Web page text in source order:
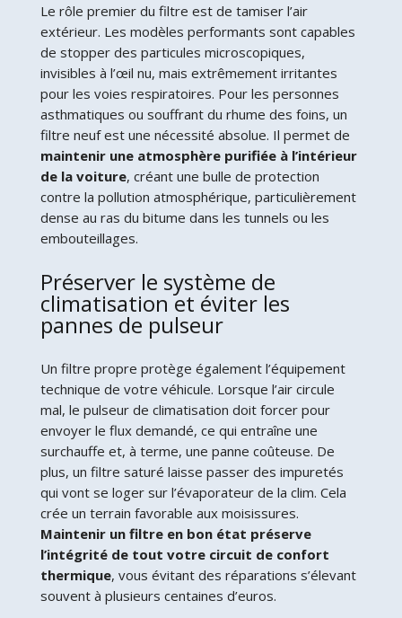
Le rôle premier du filtre est de tamiser l’air
extérieur. Les modèles performants sont capables
de stopper des particules microscopiques,
invisibles à l’œil nu, mais extrêmement irritantes
pour les voies respiratoires. Pour les personnes
asthmatiques ou souffrant du rhume des foins, un
filtre neuf est une nécessité absolue. Il permet de
maintenir une atmosphère purifiée à l’intérieur
de la voiture, créant une bulle de protection
contre la pollution atmosphérique, particulièrement
dense au ras du bitume dans les tunnels ou les
embouteillages.
Préserver le système de
climatisation et éviter les
pannes de pulseur
Un filtre propre protège également l’équipement
technique de votre véhicule. Lorsque l’air circule
mal, le pulseur de climatisation doit forcer pour
envoyer le flux demandé, ce qui entraîne une
surchauffe et, à terme, une panne coûteuse. De
plus, un filtre saturé laisse passer des impuretés
qui vont se loger sur l’évaporateur de la clim. Cela
crée un terrain favorable aux moisissures.
Maintenir un filtre en bon état préserve
l’intégrité de tout votre circuit de confort
thermique, vous évitant des réparations s’élevant
souvent à plusieurs centaines d’euros.